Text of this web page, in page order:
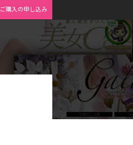
ご購入の申し込み